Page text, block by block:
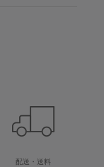
配送・送料